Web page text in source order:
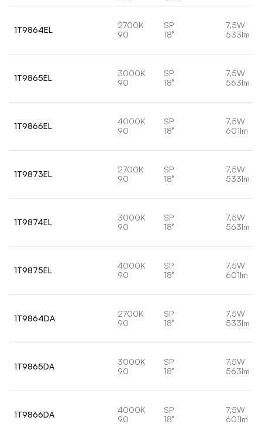
1T9864EL
2700K
90
SP
18°
7,5W
533lm
1T9865EL
3000K
90
SP
18°
7,5W
563lm
1T9866EL
4000K
90
SP
18°
7,5W
601lm
1T9873EL
2700K
90
SP
18°
7,5W
533lm
1T9874EL
3000K
90
SP
18°
7,5W
563lm
1T9875EL
4000K
90
SP
18°
7,5W
601lm
1T9864DA
2700K
90
SP
18°
7,5W
533lm
1T9865DA
3000K
90
SP
18°
7,5W
563lm
1T9866DA
4000K
90
SP
18°
7,5W
601lm